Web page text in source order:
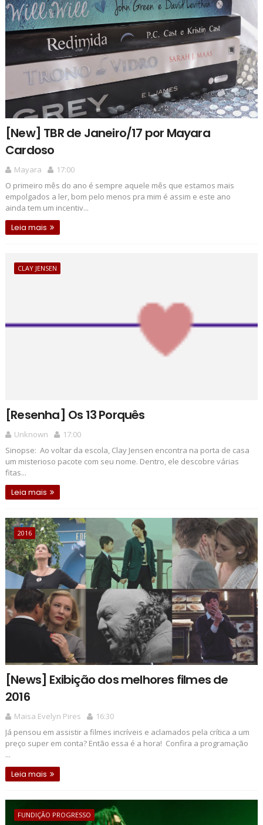
[New] TBR de Janeiro/17 por Mayara
Cardoso
Mayara
17:00
O primeiro mês do ano é sempre aquele mês que estamos mais
empolgados a ler, bom pelo menos pra mim é assim e este ano
ainda tem um incentiv...
Leia mais
CLAY JENSEN
[Resenha] Os 13 Porquês
Unknown
17:00
Sinopse: Ao voltar da escola, Clay Jensen encontra na porta de casa
um misterioso pacote com seu nome. Dentro, ele descobre várias
fitas...
Leia mais
2016
[News] Exibição dos melhores filmes de
2016
Maisa Evelyn Pires
16:30
Já pensou em assistir a filmes incríveis e aclamados pela crítica a um
preço super em conta? Então essa é a hora! Confira a programação
...
Leia mais
FUNDIÇÃO PROGRESSO